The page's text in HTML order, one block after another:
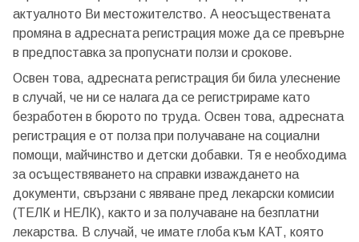
актуалното Ви местожителство. А неосъществената
промяна в адресната регистрация може да се превърне
в предпоставка за пропуснати ползи и срокове.
Освен това, адресната регистрация би била улеснение
в случай, че ни се налага да се регистрираме като
безработен в бюрото по труда. Освен това, адресната
регистрация е от полза при получаване на социални
помощи, майчинство и детски добавки. Тя е необходима
за осъществяването на справки изваждането на
документи, свързани с явяване пред лекарски комисии
(ТЕЛК и НЕЛК), както и за получаване на безплатни
лекарства. В случай, че имате глоба към КАТ, която